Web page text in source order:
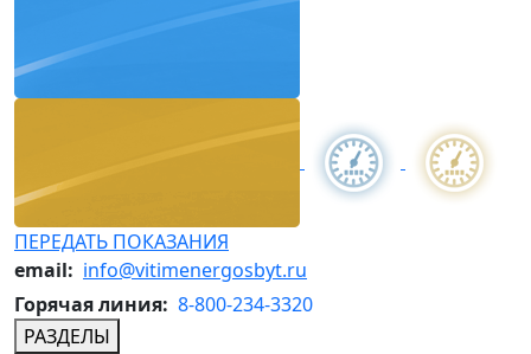
ПЕРЕДАТЬ ПОКАЗАНИЯ
email: info@vitimenergosbyt.ru
Горячая линия: 8-800-234-3320
РАЗДЕЛЫ